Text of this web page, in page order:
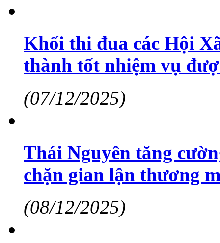
Khối thi đua các Hội
thành tốt nhiệm vụ
(07/12/2025)
Thái Nguyên tăng
chặn gian lận thương
(08/12/2025)